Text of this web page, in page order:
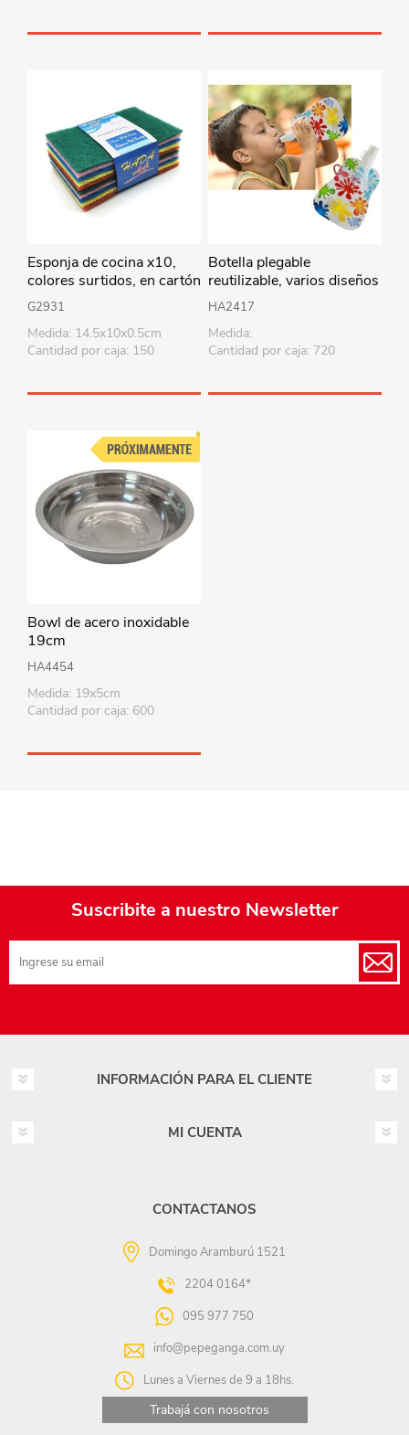
Esponja de cocina x10,
colores surtidos, en cartón
G2931
Medida: 14.5x10x0.5cm
Cantidad por caja: 150
Botella plegable
reutilizable, varios diseños
HA2417
Medida:
Cantidad por caja: 720
Bowl de acero inoxidable
19cm
HA4454
Medida: 19x5cm
Cantidad por caja: 600
Suscribite a nuestro Newsletter
INFORMACIÓN PARA EL CLIENTE
MI CUENTA
CONTACTANOS
Domingo Aramburú 1521
2204 0164*
095 977 750
info@pepeganga.com.uy
Lunes a Viernes de 9 a 18hs.
Trabajá con nosotros